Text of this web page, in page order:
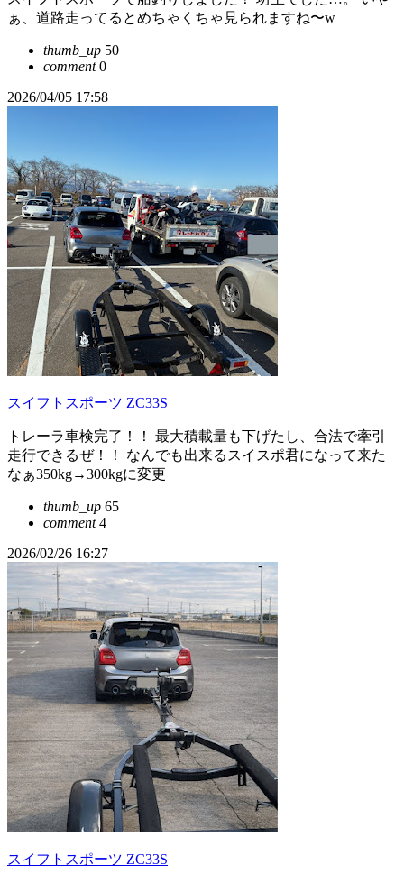
ぁ、道路走ってるとめちゃくちゃ見られますね〜w
thumb_up 50
comment0
2026/04/05 17:58
スイフトスポーツ ZC33S
トレーラ車検完了！！ 最大積載量も下げたし、合法で牽引
走行できるぜ！！ なんでも出来るスイスポ君になって来た
なぁ350kg→300kgに変更
thumb_up 65
comment4
2026/02/26 16:27
スイフトスポーツ ZC33S